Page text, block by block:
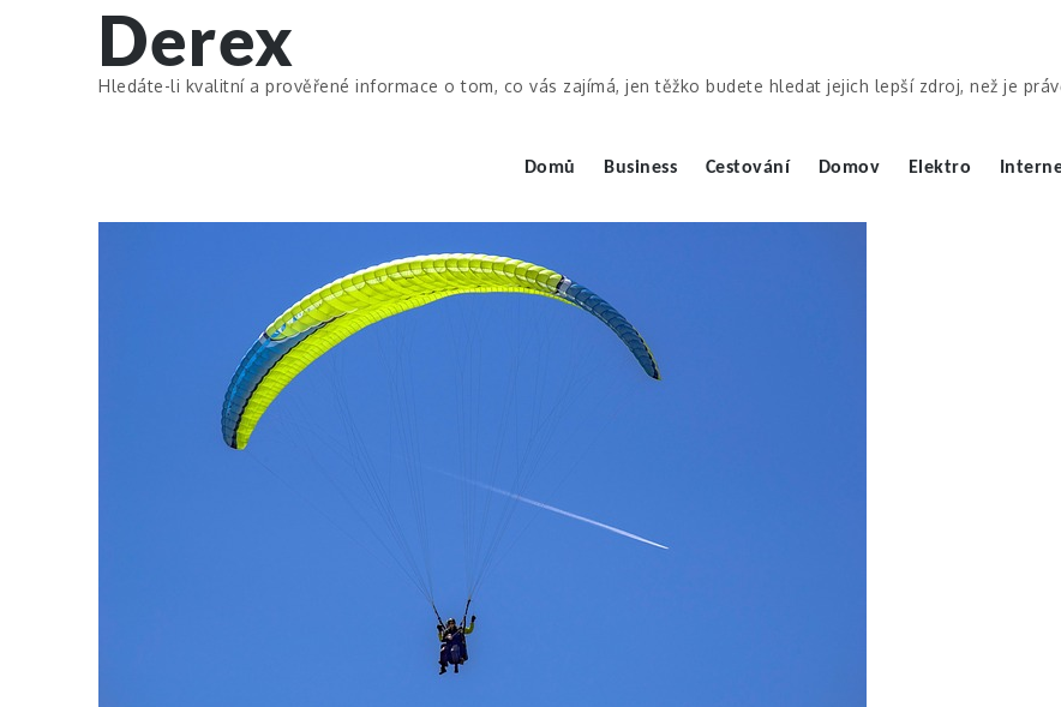
Derex
Hledáte-li kvalitní a prověřené informace o tom, co vás zajímá, jen těžko budete hledat jejich lepší zdroj, než je
Domů Business Cestování Domov Elektro